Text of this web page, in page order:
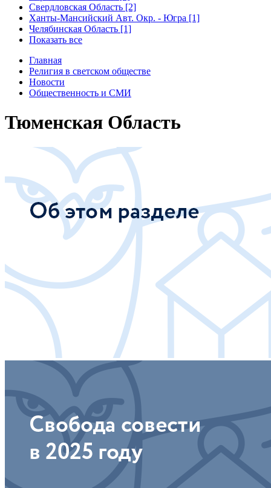
Свердловская Область [2]
Ханты-Мансийский Авт. Окр. - Югра [1]
Челябинская Область [1]
Показать все
Главная
Религия в светском обществе
Новости
Общественность и СМИ
Тюменская Область